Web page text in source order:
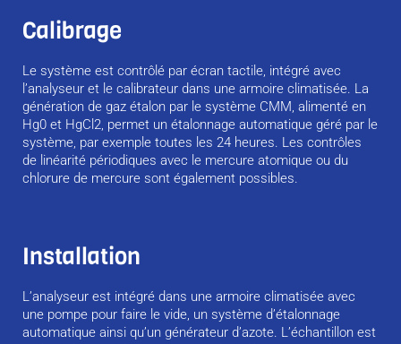
Calibrage
Le système est contrôlé par écran tactile, intégré avec
l’analyseur et le calibrateur dans une armoire climatisée. La
génération de gaz étalon par le système CMM, alimenté en
Hg0 et HgCl2, permet un étalonnage automatique géré par le
système, par exemple toutes les 24 heures. Les contrôles
de linéarité périodiques avec le mercure atomique ou du
chlorure de mercure sont également possibles.
Installation
L’analyseur est intégré dans une armoire climatisée avec
une pompe pour faire le vide, un système d’étalonnage
automatique ainsi qu’un générateur d’azote. L’échantillon est